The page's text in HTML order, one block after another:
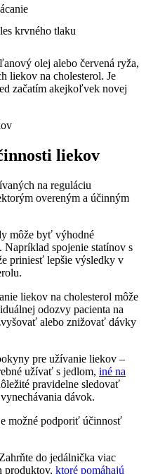
krvného tlaku
olej alebo červená ryža,
liekov na cholesterol. Je
začatím akejkoľvek novej
liekov
na reguláciu
overeným a účinným
môže byť výhodné
spojenie statínov s
priniesť lepšie výsledky v
liekov na cholesterol môže
odozvy pacienta na
alebo znižovať dávky
pre užívanie liekov –
užívať s jedlom, iné na
pravidelne sledovať
dávok.
možné podporiť účinnosť
Zahrňte do jedálnička viac
produktov, ktoré pomáhajú